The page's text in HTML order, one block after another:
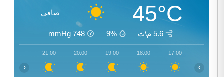
45°C صافي
5.6 م\ث 9%
748
mmHg
17:00
18:00
19:00
20:00
21:00
‹ ›